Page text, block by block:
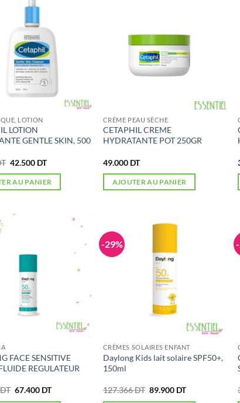
LOTION
LOTION
GENTLE SKIN, 500
Le
initial
était :
42.500 DTLe
actuel
est :
AU PANIER
CRÈME PEAU SÈCHE
CETAPHIL CREME
HYDRATANTE POT 250GR
49.000 DT
AJOUTER AU PANIER
FACE SENSITIVE
REGULATEUR
DT Le
67.400 DTLe
-29%
CRÈMES SOLAIRES ENFANT
Daylong Kids lait solaire SPF50+,
150ml
127.366DT Le
89.900 DTLe